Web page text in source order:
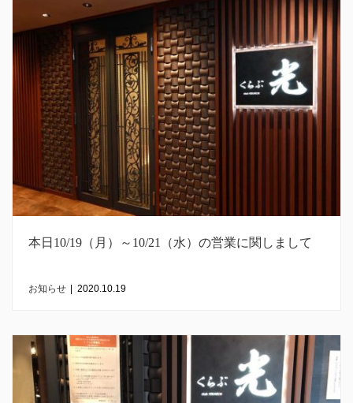
本日10/19（月）～10/21（水）の営業に関しまして
お知らせ | 2020.10.19